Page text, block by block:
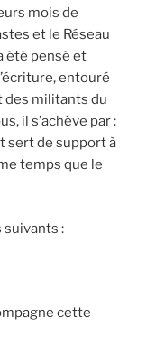
mois de
et le Réseau
été pensé et
entouré
des militants du
il s’achève par :
sert de support à
temps que le
suivants :
cette